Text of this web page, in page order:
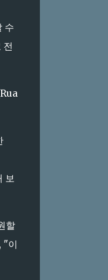
수
전
보
할
"이